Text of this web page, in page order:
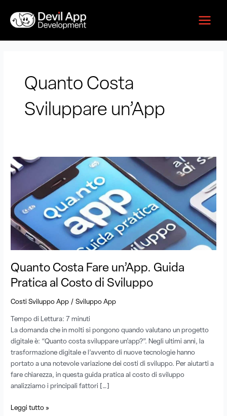
contenuto
Quanto Costa
Sviluppare un’App
Quanto Costa Fare un’App. Guida
Pratica al Costo di Sviluppo
Costi Sviluppo App /Sviluppo App
Tempo di Lettura: 7 minuti
La domanda che in molti si pongono quando valutano un progetto
digitale è: “Quanto costa sviluppare un’app?”. Negli ultimi anni, la
trasformazione digitale e l’avvento di nuove tecnologie hanno
portato a una notevole variazione dei costi di sviluppo. Per aiutarti a
fare chiarezza, in questa guida pratica al costo di sviluppo
analizziamo i principali fattori […]
Quanto
Costa
un’App.
Guida
Pratica
al
Costo
di
Sviluppo
Leggi tutto »